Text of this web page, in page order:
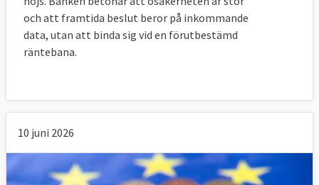
och att framtida beslut beror på inkommande
data, utan att binda sig vid en förutbestämd
räntebana.
10 juni 2026